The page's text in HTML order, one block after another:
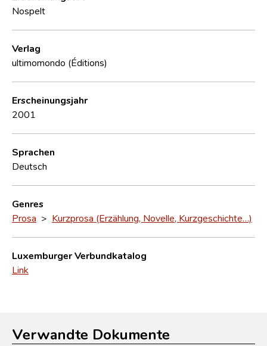
Nospelt
Verlag
ultimomondo (Éditions)
Erscheinungsjahr
2001
Sprachen
Deutsch
Genres
Prosa > Kurzprosa (Erzählung, Novelle, Kurzgeschichte…)
Luxemburger Verbundkatalog
Link
Verwandte Dokumente